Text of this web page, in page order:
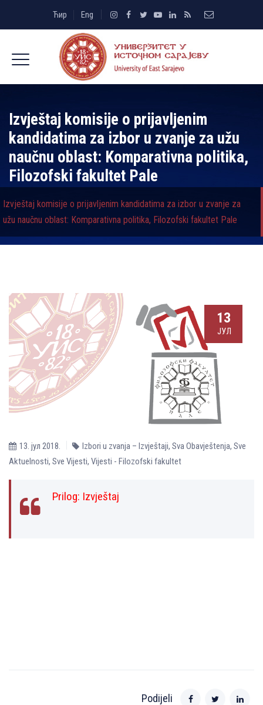
Ћир Eng
Izvještaj komisije o prijavlјenim
kandidatima za izbor u zvanje za užu
naučnu oblast: Komparativna politika,
Filozofski fakultet Pale
Izvještaj komisije o prijavlјenim kandidatima za izbor u zvanje za
užu naučnu oblast: Komparativna politika, Filozofski fakultet Pale
13
ЈУЛ
13. јул 2018. Izbori u zvanja – Izvještaji, Sva Obavještenja, Sve
Aktuelnosti, Sve Vijesti, Vijesti - Filozofski fakultet
Prilog: Izvještaj
Podijeli